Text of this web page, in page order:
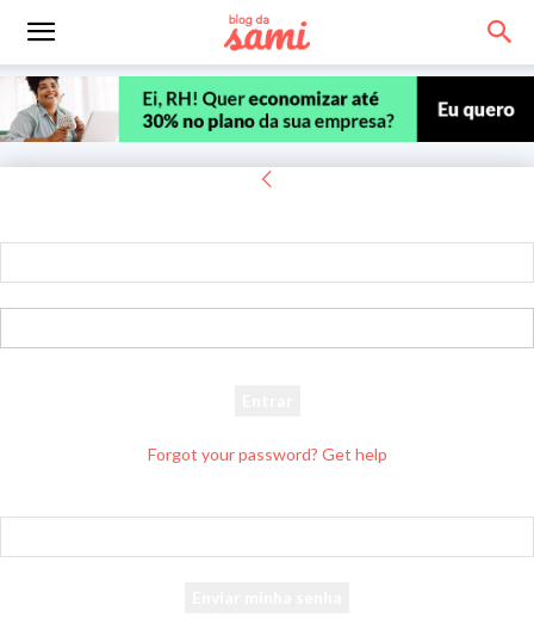
Forgot your password? Get help